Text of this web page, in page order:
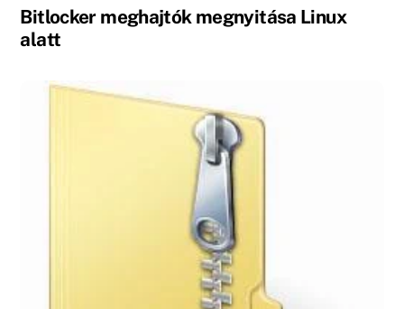
Bitlocker meghajtók megnyitása Linux
alatt